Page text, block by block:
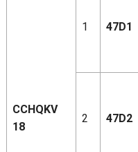
CCHQKV
18
1 47D1
2 47D2